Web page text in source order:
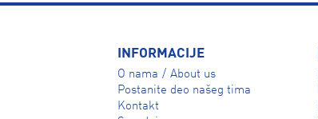
INFORMACIJE
O nama / About us
Postanite deo našeg tima
Kontakt